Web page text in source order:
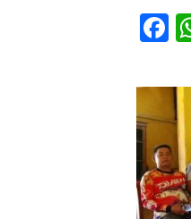
F
e
b
o
o
k